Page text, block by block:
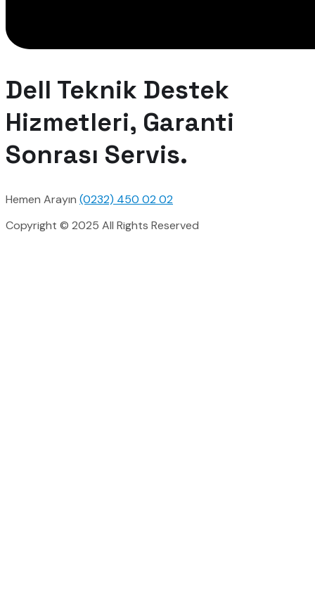
Dell Teknik Destek
Hizmetleri, Garanti
Sonrası Servis.
Hemen Arayın (0232) 450 02 02
Copyright © 2025 All Rights Reserved